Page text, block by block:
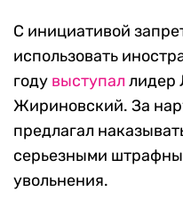
С инициативой
использовать
году выступал лидер
Жириновский. За
предлагал
серьезными
увольнения.